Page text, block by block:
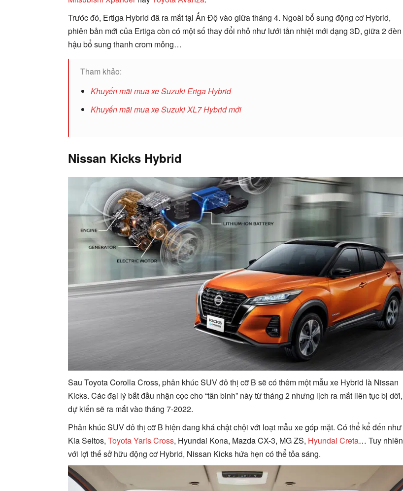
Trước đó, Ertiga Hybrid đã ra mắt tại Ấn Độ vào giữa tháng 4. Ngoài bổ sung động cơ Hybrid,
phiên bản mới của Ertiga còn có một số thay đổi nhỏ như lưới tản nhiệt mới dạng 3D, giữa 2 đèn
hậu bổ sung thanh crom mỏng…
Tham khảo:
Khuyến mãi mua xe Suzuki Eriga Hybrid
Khuyến mãi mua xe Suzuki XL7 Hybrid mới
Nissan Kicks Hybrid
Sau Toyota Corolla Cross, phân khúc SUV đô thị cỡ B sẽ có thêm một mẫu xe Hybrid là Nissan
Kicks. Các đại lý bắt đầu nhận cọc cho “tân binh” này từ tháng 2 nhưng lịch ra mắt liên tục bị dời,
dự kiến sẽ ra mắt vào tháng 7-2022.
Phân khúc SUV đô thị cỡ B hiện đang khá chật chội với loạt mẫu xe góp mặt. Có thể kể đến như
Kia Seltos, Toyota Yaris Cross, Hyundai Kona, Mazda CX-3, MG ZS, Hyundai Creta… Tuy nhiên
với lợi thế sở hữu động cơ Hybrid, Nissan Kicks hứa hẹn có thể tỏa sáng.